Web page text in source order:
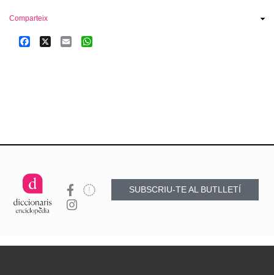
Comparteix
Facebook Email
SUBSCRIU-TE AL BUTLLETÍ